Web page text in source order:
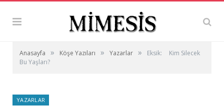
Anasayfa » Köşe Yazıları » Yazarlar »
Eksik: Kim Silecek
Bu Yaşları?
YAZARLAR